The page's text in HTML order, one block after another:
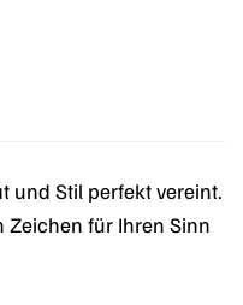
und Stil perfekt vereint.
Zeichen für Ihren Sinn